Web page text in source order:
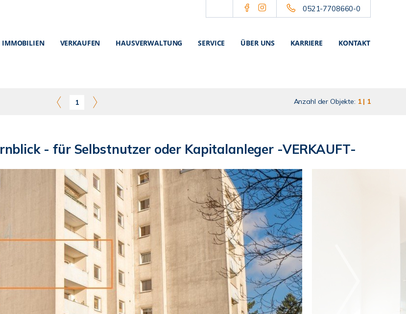
0521-7708660-0
IMMOBILIEN VERKAUFEN HAUSVERWALTUNG SERVICE ÜBER UNS KARRIERE KONTAKT
1 Anzahl der Objekte: 1 | 1
- für Selbstnutzer oder Kapitalanleger -VERKAUFT-